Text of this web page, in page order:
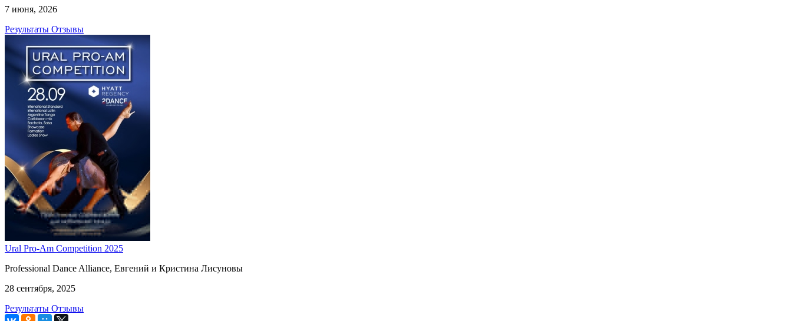
7 июня, 2026
Результаты Отзывы
Ural Pro-Am Competition 2025
Professional Dance Alliance, Евгений и Кристина Лисуновы
28 сентября, 2025
Результаты Отзывы